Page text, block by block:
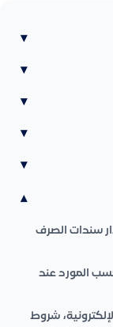
▾
▾
▾
▾
▾
▾
سندات الصرف
المورد عند
شروط